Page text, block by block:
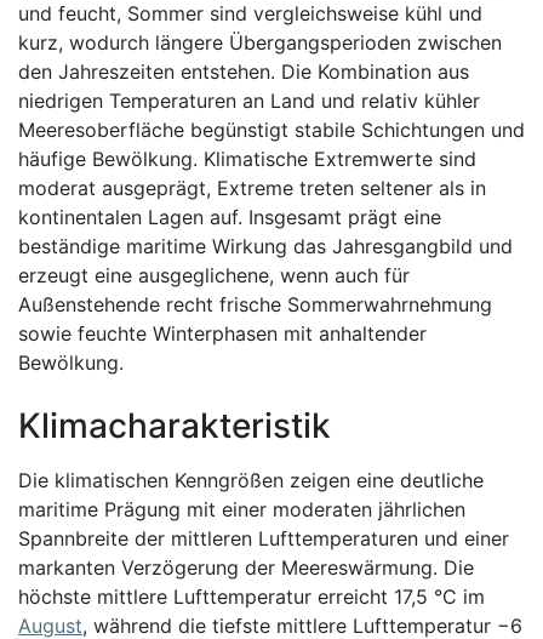
und feucht, Sommer sind vergleichsweise kühl und
kurz, wodurch längere Übergangsperioden zwischen
den Jahreszeiten entstehen. Die Kombination aus
niedrigen Temperaturen an Land und relativ kühler
Meeresoberfläche begünstigt stabile Schichtungen und
häufige Bewölkung. Klimatische Extremwerte sind
moderat ausgeprägt, Extreme treten seltener als in
kontinentalen Lagen auf. Insgesamt prägt eine
beständige maritime Wirkung das Jahresgangbild und
erzeugt eine ausgeglichene, wenn auch für
Außenstehende recht frische Sommerwahrnehmung
sowie feuchte Winterphasen mit anhaltender
Bewölkung.
Klimacharakteristik
Die klimatischen Kenngrößen zeigen eine deutliche
maritime Prägung mit einer moderaten jährlichen
Spannbreite der mittleren Lufttemperaturen und einer
markanten Verzögerung der Meereswärmung. Die
höchste mittlere Lufttemperatur erreicht 17,5 °C im
August, während die tiefste mittlere Lufttemperatur −6